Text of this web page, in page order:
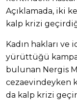
Açıklamada, iki
kalp krizi
Kadın hakları ve
yürüttüğü
bulunan Nergis
cezaevindeyken
da kalp krizi